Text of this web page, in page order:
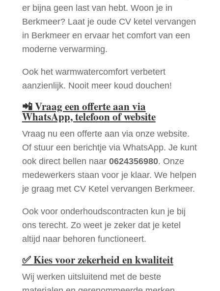
er bijna geen last van hebt. Woon je in
Berkmeer? Laat je oude CV ketel vervangen
in Berkmeer en ervaar het comfort van een
moderne verwarming.
Ook het warmwatercomfort verbetert
aanzienlijk. Nooit meer koud douchen!
📲Vraag een offerte aan via
WhatsApp, telefoon of website
Vraag nu een offerte aan via onze website.
Of stuur een berichtje via WhatsApp. Je kunt
ook direct bellen naar 0624356980. Onze
medewerkers staan voor je klaar. We helpen
je graag met CV Ketel vervangen Berkmeer.
Ook voor onderhoudscontracten kun je bij
ons terecht. Zo weet je zeker dat je ketel
altijd naar behoren functioneert.
✅Kies voor zekerheid en kwaliteit
Wij werken uitsluitend met de beste